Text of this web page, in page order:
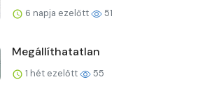
6 napja ezelőtt 51
Megállíthatatlan
1 hét ezelőtt 55